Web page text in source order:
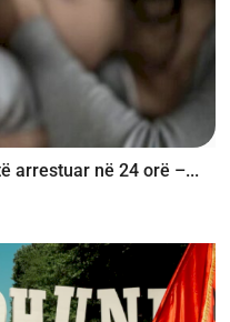
arrestuar në 24 orë –...